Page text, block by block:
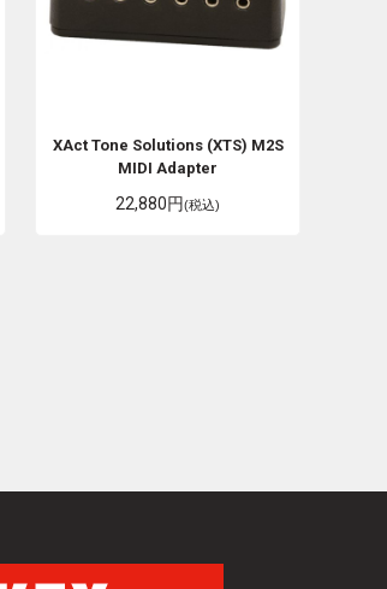
XAct Tone Solutions (XTS) M2S
MIDI Adapter
22,880円(税込)